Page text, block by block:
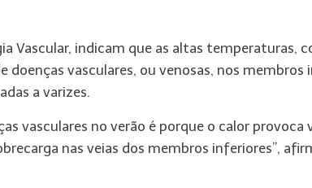
Vascular, indicam que as altas temperaturas,
vasculares, ou venosas, nos membros
a varizes.
vasculares no verão é porque o calor provoca
nas veias dos membros inferiores”,